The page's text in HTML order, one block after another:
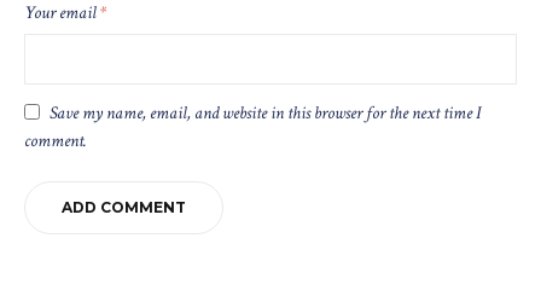
Your email*
Save my name, email, and website in this browser for the next time I
comment.